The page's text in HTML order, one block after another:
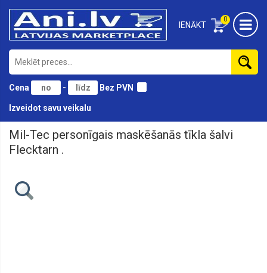
0
IENĀKT
Cena - Bez PVN
Izveidot savu veikalu
Apģērbi
un
apavi
Atribūti,
Uzšuves
Mil-Tec personīgais maskēšanās tīkla šalvi
Flecktarn .